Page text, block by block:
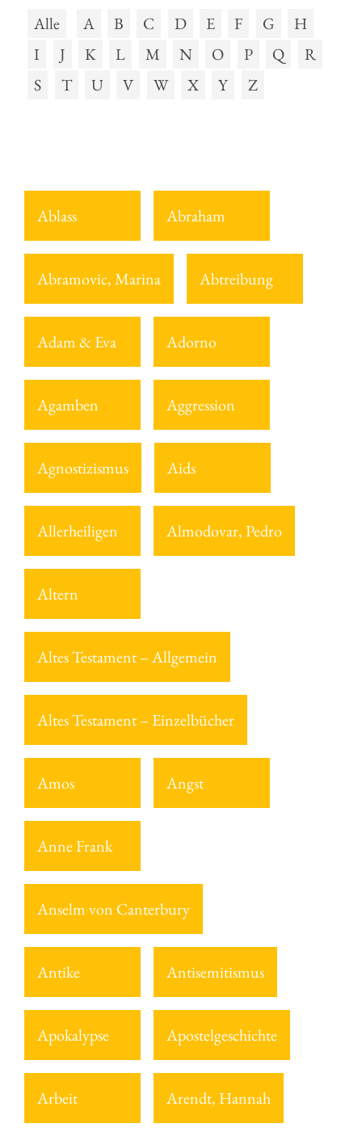
Alle A B C D E F G
H
I
J K L M N O P Q
R
S
T U V W X Y Z
Ablass Abraham
Abramovic, Marina Abtreibung
Adam & Eva Adorno
Agamben Aggression
Agnostizismus Aids
Allerheiligen Almodovar, Pedro
Altern
Altes Testament – Allgemein
Altes Testament – Einzelbücher
Amos Angst
Anne Frank
Anselm von Canterbury
Antike Antisemitismus
Apokalypse Apostelgeschichte
Arbeit Arendt, Hannah